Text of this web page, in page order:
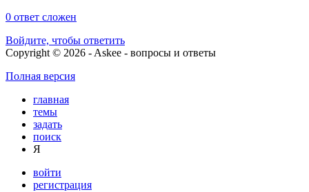
0 ответ сложен
Войдите, чтобы ответить
Copyright © 2026 - Askee - вопросы и ответы
Полная версия
главная
темы
задать
поиск
Я
войти
регистрация